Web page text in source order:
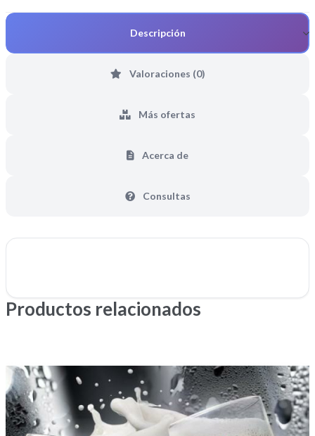
Descripción
Valoraciones (0)
Más ofertas
Acerca de
Consultas
Productos relacionados